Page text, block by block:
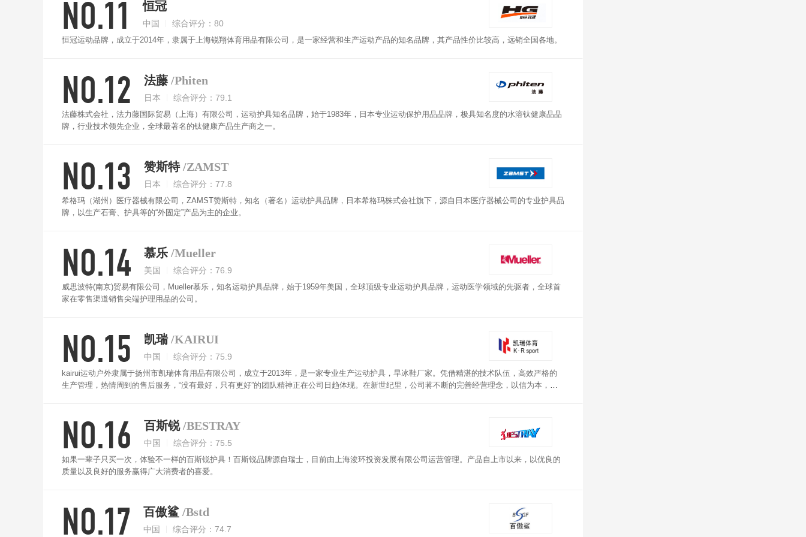
NO.11 恒冠
中国 综合评分：80
恒冠运动品牌，成立于2014年，隶属于上海锐翔体育用品有限公司，是一家经营和生产运动产品的知名品牌，其产品性价比较高，远销全国各地。
NO.12 法藤 /Phiten
日本 综合评分：79.1
法藤株式会社，法力藤国际贸易（上海）有限公司，运动护具知名品牌，始于1983年，日本专业运动保护用品品牌，极具知名度的水溶钛健康品品
牌，行业技术领先企业，全球最著名的钛健康产品生产商之一。
NO.13 赞斯特 /ZAMST
日本 综合评分：77.8
希格玛（湖州）医疗器械有限公司，ZAMST赞斯特，知名（著名）运动护具品牌，日本希格玛株式会社旗下，源自日本医疗器械公司的专业护具品
牌，以生产石膏、护具等的“外固定”产品为主的企业。
NO.14 慕乐 /Mueller
美国 综合评分：76.9
威思波特(南京)贸易有限公司，Mueller慕乐，知名运动护具品牌，始于1959年美国，全球顶级专业运动护具品牌，运动医学领域的先驱者，全球首
家在零售渠道销售尖端护理用品的公司。
NO.15 凯瑞 /KAIRUI
中国 综合评分：75.9
kairui运动户外隶属于扬州市凯瑞体育用品有限公司，成立于2013年，是一家专业生产运动护具，旱冰鞋厂家。凭借精湛的技术队伍，高效严格的
生产管理，热情周到的售后服务，“没有最好，只有更好”的团队精神正在公司日趋体现。在新世纪里，公司蒋不断的完善经营理念，以信为本，以
NO.16 百斯锐 /BESTRAY
中国 综合评分：75.5
如果一辈子只买一次，体验不一样的百斯锐护具！百斯锐品牌源自瑞士，目前由上海浚环投资发展有限公司运营管理。产品自上市以来，以优良的
质量以及良好的服务赢得广大消费者的喜爱。
NO.17 百傲鲨 /Bstd
中国 综合评分：74.7